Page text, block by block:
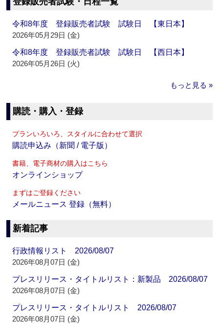
令和8年度 登録販売者試験 試験日 【東日本】
2026年05月29日 (金)
令和8年度 登録販売者試験 試験日 【西日本】
2026年05月26日 (火)
もっと見る »
購読・購入・登録
プランいろいろ、スタイルに合わせて選択
購読申込み（新聞 / 電子版）
書籍、電子商材の購入はこちら
オンラインショップ
まずはご登録ください
メールニュース 登録（無料）
新着記事
行政情報リスト 2026/08/07
2026年08月07日 (金)
プレスリリース・タイトルリスト：新製品 2026/08/07
2026年08月07日 (金)
プレスリリース・タイトルリスト 2026/08/07
2026年08月07日 (金)